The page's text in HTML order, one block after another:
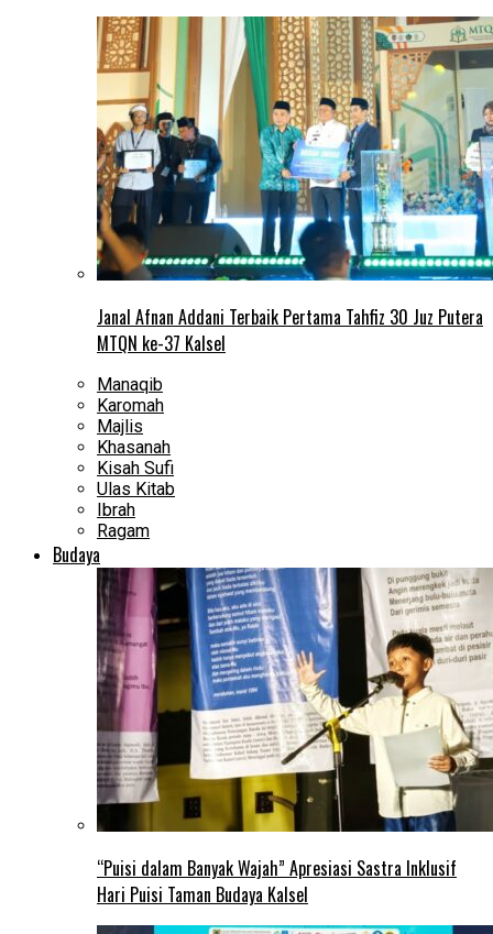
Janal Afnan Addani Terbaik Pertama Tahfiz 30 Juz Putera
MTQN ke-37 Kalsel
Manaqib
Karomah
Majlis
Khasanah
Kisah Sufi
Ulas Kitab
Ibrah
Ragam
Budaya
“Puisi dalam Banyak Wajah” Apresiasi Sastra Inklusif
Hari Puisi Taman Budaya Kalsel